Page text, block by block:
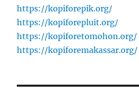
https://kopiforepik.org/
https://kopiforepluit.org/
https://kopiforetomohon.org/
https://kopiforemakassar.org/